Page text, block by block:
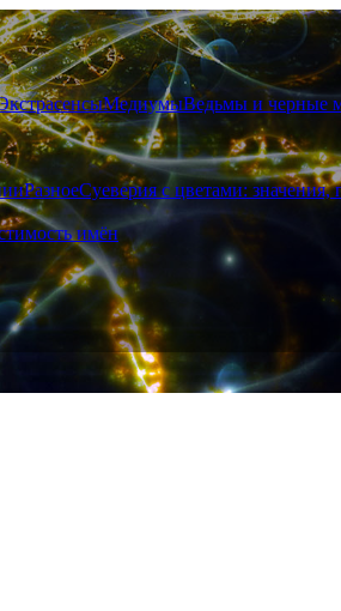
МедиумыВедьмы и черные
РазноеСуеверия с цветами: значения,
имён